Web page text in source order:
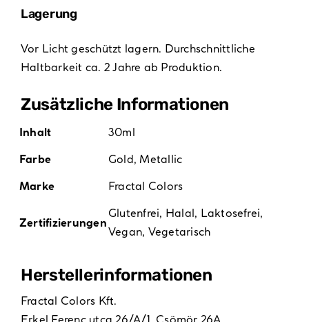
Lagerung
Vor Licht geschützt lagern. Durchschnittliche
Haltbarkeit ca. 2 Jahre ab Produktion.
Zusätzliche Informationen
Inhalt
30ml
Farbe
Gold, Metallic
Marke
Fractal Colors
Zertifizierungen
Glutenfrei, Halal, Laktosefrei,
Vegan, Vegetarisch
Hersteller­informationen
Fractal Colors Kft.
Erkel Ferenc utca 26/A/1, Csömör 26A